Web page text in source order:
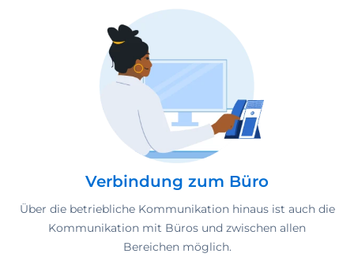
Verbindung zum Büro
Über die betriebliche Kommunikation hinaus ist auch die
Kommunikation mit Büros und zwischen allen
Bereichen möglich.